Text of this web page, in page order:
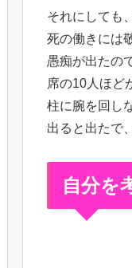
それにしても
死の働きには
愚痴が出たの
席の10人ほど
柱に腕を回し
出ると出たで
自分を